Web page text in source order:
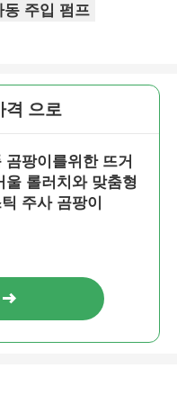
동 주입 펌프
격 으로
곰팡이를위한 뜨거
울 롤러치와 맞춤형
주사 곰팡이